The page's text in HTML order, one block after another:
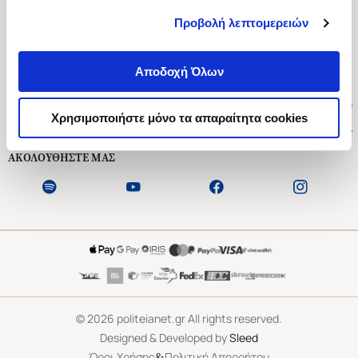
Προβολή λεπτομερειών
Αποδοχή Όλων
Χρησιμοποιήστε μόνο τα απαραίτητα cookies
Ασκληπιού 1-3, Αθήνα 106 79
Δευτέρα - Παρασκευή 09:00-21:00
Εξυπηρέτηση Πελατών
ΑΚΟΛΟΥΘΗΣΤΕ ΜΑΣ
©2026 politeianet.gr All rights reserved.
Designed & Developed bySleed